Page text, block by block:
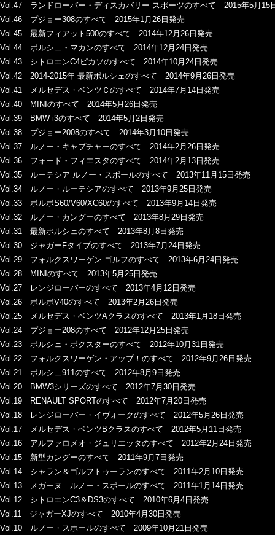
Vol.47 ランドローバー・ディスカバリー スポーツのすべて 2015年5月15
Vol.46 プジョー308のすべて 2015年1月26日発売
Vol.45 最新フィアット500のすべて 2014年12月26日発売
Vol.44 ポルシェ・マカンのすべて 2014年12月24日発売
Vol.43 シトロエンC4ピカソのすべて 2014年10月24日発売
Vol.42 2014-2015年 最新ポルシェのすべて 2014年9月26日発売
Vol.41 メルセデス・ベンツＣのすべて 2014年7月14日発売
Vol.40 MINIのすべて 2014年5月26日発売
Vol.39 BMW i3のすべて 2014年5月2日発売
Vol.38 プジョー2008のすべて 2014年3月10日発売
Vol.37 ルノー・キャプチャーのすべて 2014年2月26日発売
Vol.36 フォード・フィエスタのすべて 2014年2月13日発売
Vol.35 ルーテシア ルノー・スポールのすべて 2013年11月15日発売
Vol.34 ルノー・ルーテシアのすべて 2013年9月25日発売
Vol.33 ボルボS60/V60/XC60のすべて 2013年9月14日発売
Vol.32 ルノー・カングーのすべて 2013年8月29日発売
Vol.31 最新ポルシェのすべて 2013年8月8日発売
Vol.30 ジャガーFタイプのすべて 2013年7月24日発売
Vol.29 フォルクスワーゲン ゴルフのすべて 2013年6月24日発売
Vol.28 MINIのすべて 2013年5月25日発売
Vol.27 レンジローバーのすべて 2013年4月12日発売
Vol.26 ボルボV40のすべて 2013年2月26日発売
Vol.25 メルセデス・ベンツAクラスのすべて 2013年1月18日発売
Vol.24 プジョー208のすべて 2012年12月25日発売
Vol.23 ポルシェ・ボクスターのすべて 2012年10月31日発売
Vol.22 フォルクスワーゲン・アップ！のすべて 2012年9月26日発売
Vol.21 ポルシェ911のすべて 2012年8月9日発売
Vol.20 BMW3シリーズのすべて 2012年7月30日発売
Vol.19 RENAULT SPORTのすべて 2012年7月20日発売
Vol.18 レンジローバー・イヴォークのすべて 2012年5月26日発売
Vol.17 メルセデス・ベンツBクラスのすべて 2012年5月11日発売
Vol.16 アルファロメオ・ジュリエッタのすべて 2012年2月24日発売
Vol.15 新型カングーのすべて 2011年9月7日発売
Vol.14 シャラン＆ゴルフトゥーランのすべて 2011年2月10日発売
Vol.13 メガーヌ ルノー・スポールのすべて 2011年1月14日発売
Vol.12 シトロエンC3＆DS3のすべて 2010年6月4日発売
Vol.11 ジャガーXJのすべて 2010年4月30日発売
Vol.10 ルノー・スポールのすべて 2009年10月21日発売